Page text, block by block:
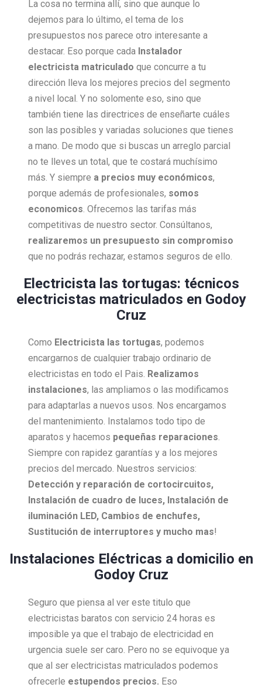
La cosa no termina allí, sino que aunque lo
dejemos para lo último, el tema de los
presupuestos nos parece otro interesante a
destacar. Eso porque cada Instalador
electricista matriculado que concurre a tu
dirección lleva los mejores precios del segmento
a nivel local. Y no solomente eso, sino que
también tiene las directrices de enseñarte cuáles
son las posibles y variadas soluciones que tienes
a mano. De modo que si buscas un arreglo parcial
no te lleves un total, que te costará muchísimo
más. Y siempre a precios muy económicos,
porque además de profesionales, somos
economicos . Ofrecemos las tarifas más
competitivas de nuestro sector. Consúltanos,
realizaremos un presupuesto sin compromiso
que no podrás rechazar, estamos seguros de ello.
Electricista las tortugas: técnicos
electricistas matriculados en Godoy
Cruz
Como Electricista las tortugas, podemos
encargarnos de cualquier trabajo ordinario de
electricistas en todo el Pais. Realizamos
instalaciones, las ampliamos o las modificamos
para adaptarlas a nuevos usos. Nos encargamos
del mantenimiento. Instalamos todo tipo de
aparatos y hacemos pequeñas reparaciones.
Siempre con rapidez garantías y a los mejores
precios del mercado. Nuestros servicios:
Detección y reparación de cortocircuitos,
Instalación de cuadro de luces, Instalación de
iluminación LED, Cambios de enchufes,
Sustitución de interruptores y mucho mas!
Instalaciones Eléctricas a domicilio en
Godoy Cruz
Seguro que piensa al ver este titulo que
electricistas baratos con servicio 24 horas es
imposible ya que el trabajo de electricidad en
urgencia suele ser caro. Pero no se equivoque ya
que al ser electricistas matriculados podemos
ofrecerle estupendos precios. Eso